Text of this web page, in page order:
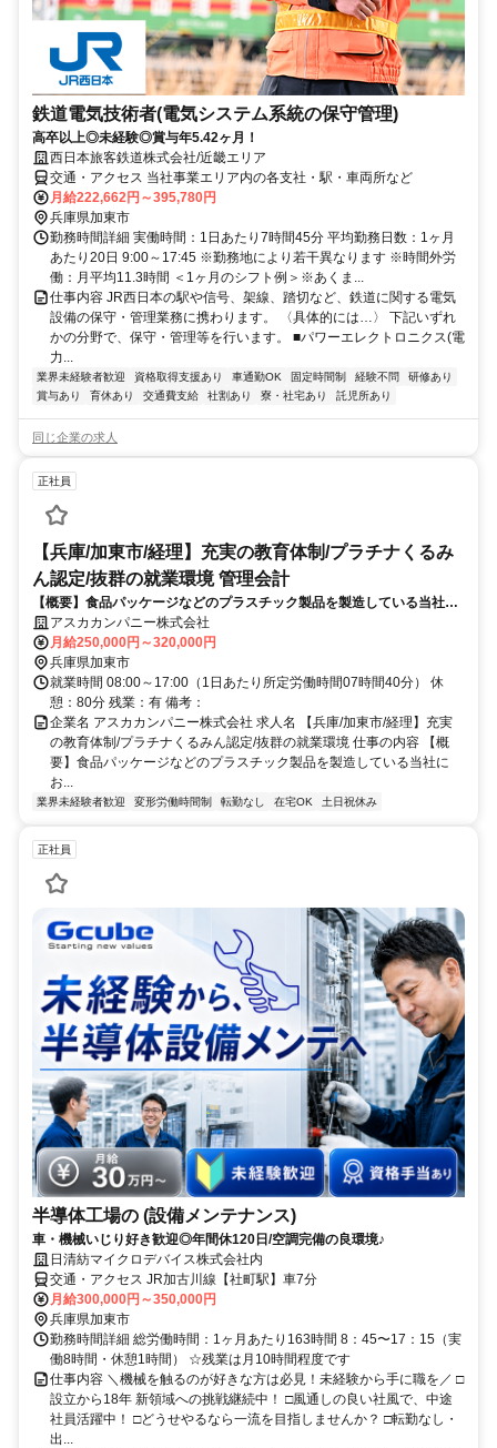
鉄道電気技術者(電気システム系統の保守管理)
高卒以上◎未経験◎賞与年5.42ヶ月！
西日本旅客鉄道株式会社/近畿エリア
交通・アクセス 当社事業エリア内の各支社・駅・車両所など
月給222,662円～395,780円
兵庫県加東市
勤務時間詳細 実働時間：1日あたり7時間45分 平均勤務日数：1ヶ月
あたり20日 9:00～17:45 ※勤務地により若干異なります ※時間外労
働：月平均11.3時間 ＜1ヶ月のシフト例＞※あくま...
仕事内容 JR西日本の駅や信号、架線、踏切など、鉄道に関する電気
設備の保守・管理業務に携わります。 〈具体的には…〉 下記いずれ
かの分野で、保守・管理等を行います。 ■パワーエレクトロニクス(電
力...
業界未経験者歓迎 資格取得支援あり 車通勤OK 固定時間制 経験不問
研修あり
賞与あり
育休あり 交通費支給 社割あり 寮・社宅あり 託児所あり
同じ企業の求人
正社員
【兵庫/加東市/経理】充実の教育体制/プラチナくるみ
ん認定/抜群の就業環境 管理会計
【概要】食品パッケージなどのプラスチック製品を製造している当社に
おいて、本社の経理業務をお任せ致します！今回のポジションでは入社
後にしっかりと経験を積んでいただき、将来的に管理職を期待しており
ます。
アスカカンパニー株式会社
月給250,000円～320,000円
兵庫県加東市
就業時間 08:00～17:00（1日あたり所定労働時間07時間40分） 休
憩：80分 残業：有 備考：
企業名 アスカカンパニー株式会社 求人名 【兵庫/加東市/経理】充実
の教育体制/プラチナくるみん認定/抜群の就業環境 仕事の内容 【概
要】食品パッケージなどのプラスチック製品を製造している当社に
お...
業界未経験者歓迎 変形労働時間制 転勤なし 在宅OK 土日祝休み
正社員
半導体工場の (設備メンテナンス)
車・機械いじり好き歓迎◎年間休120日/空調完備の良環境♪
日清紡マイクロデバイス株式会社内
交通・アクセス JR加古川線【社町駅】車7分
月給300,000円～350,000円
兵庫県加東市
勤務時間詳細 総労働時間：1ヶ月あたり163時間 8：45〜17：15（実
働8時間・休憩1時間） ☆残業は月10時間程度です
仕事内容 ＼機械を触るのが好きな方は必見！未経験から手に職を／ □
設立から18年 新領域への挑戦継続中！ □風通しの良い社風で、中途
社員活躍中！ □どうせやるなら一流を目指しませんか？ □転勤なし・
出...